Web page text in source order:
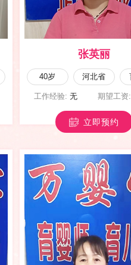
曹五翠
50岁 山西省
工作经验:10年以上 期望
立即预约